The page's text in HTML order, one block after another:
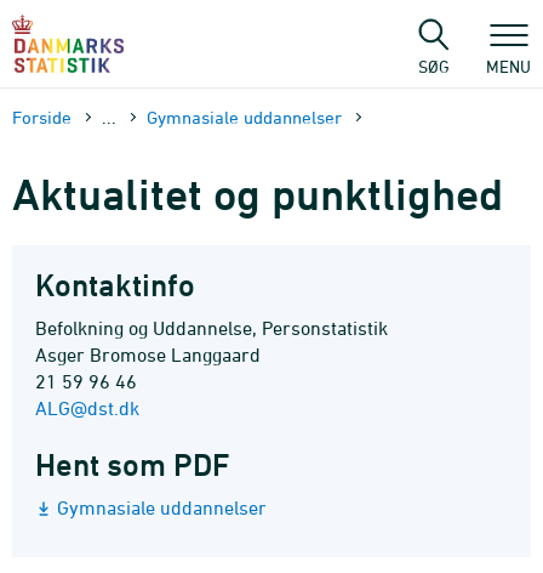
sidens
SØG MENU
Forside Gymnasiale uddannelser
Aktualitet og punktlighed
Kontaktinfo
Befolkning og Uddannelse, Personstatistik
Asger Bromose Langgaard
21 59 96 46
ALG@dst.dk
Hent som PDF
Gymnasiale uddannelser